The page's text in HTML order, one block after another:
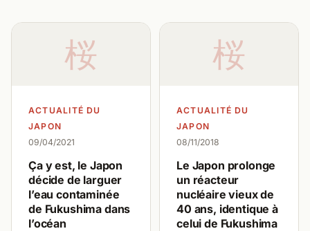
桜
ACTUALITÉ DU
JAPON
09/04/2021
Ça y est, le Japon
décide de larguer
l’eau contaminée
de Fukushima dans
l’océan
桜
ACTUALITÉ DU
JAPON
08/11/2018
Le Japon prolonge
un réacteur
nucléaire vieux de
40 ans, identique à
celui de Fukushima